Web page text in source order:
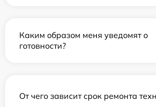
Каким образом меня уведомят о
готовности?
От чего зависит срок ремонта